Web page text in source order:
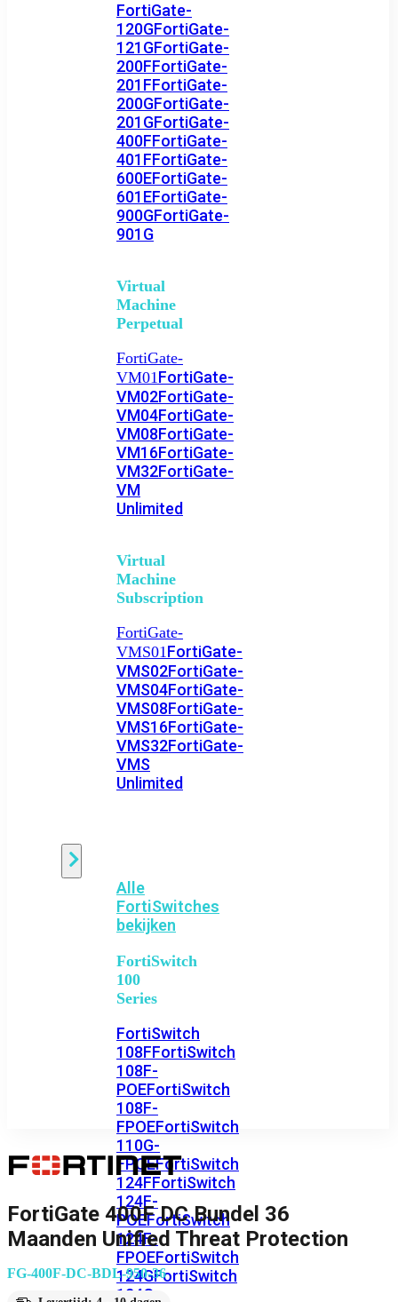
FortiGate-
120GFortiGate-
121GFortiGate-
200FFortiGate-
201FFortiGate-
200GFortiGate-
201GFortiGate-
400FFortiGate-
401FFortiGate-
600EFortiGate-
601EFortiGate-
900GFortiGate-
901G
Virtual
Machine
Perpetual
FortiGate-
VM01FortiGate-
VM02FortiGate-
VM04FortiGate-
VM08FortiGate-
VM16FortiGate-
VM32FortiGate-
VM
Unlimited
Virtual
Machine
Subscription
FortiGate-
VMS01FortiGate-
VMS02FortiGate-
VMS04FortiGate-
VMS08FortiGate-
VMS16FortiGate-
VMS32FortiGate-
VMS
Unlimited
Alle
FortiSwitches
bekijken
FortiSwitch
100
Series
FortiSwitch
108FFortiSwitch
108F-
POEFortiSwitch
108F-
FPOEFortiSwitch
110G-
FPOEFortiSwitch
124FFortiSwitch
124F-
POEFortiSwitch
124F-
FPOEFortiSwitch
124GFortiSwitch
124G-
FortiGate 400F DC Bundel 36
Maanden Unified Threat Protection
FG-400F-DC-BDL-950-36